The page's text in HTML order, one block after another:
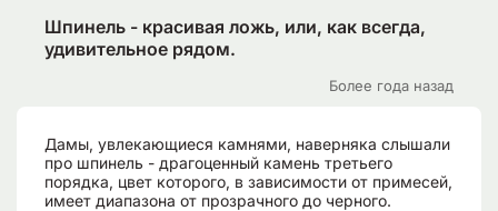
Шпинель - красивая ложь, или, как всегда,
удивительное рядом.
Более года назад
Дамы, увлекающиеся камнями, наверняка слышали
про шпинель - драгоценный камень третьего
порядка, цвет которого, в зависимости от примесей,
имеет диапазона от прозрачного до черного.